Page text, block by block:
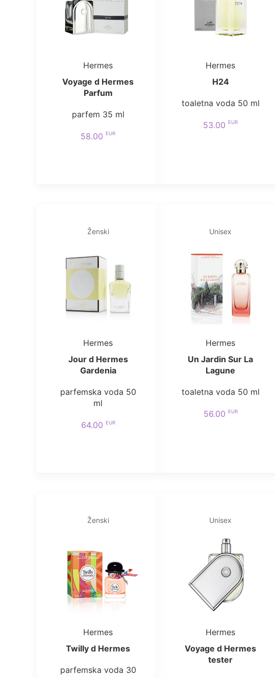
Hermes
Voyage d Hermes
Parfum
parfem 35 ml
58.00 EUR
Hermes
H24
toaletna voda 50 ml
53.00 EUR
Ženski
Hermes
Jour d Hermes
Gardenia
parfemska voda 50
ml
64.00 EUR
Unisex
Hermes
Un Jardin Sur La
Lagune
toaletna voda 50 ml
56.00 EUR
Ženski
Hermes
Twilly d Hermes
parfemska voda 30
Unisex
Hermes
Voyage d Hermes
tester